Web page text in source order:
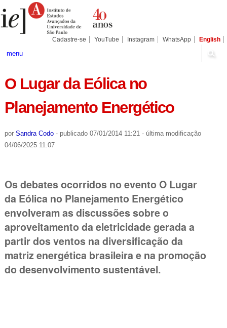
para
conteúdo.
Pessoais
Cadastre-se YouTube Instagram WhatsApp English
menu
O Lugar da Eólica no
Planejamento Energético
por Sandra Codo - publicado07/01/2014 11:21 - última modificação
04/06/2025 11:07
Os debates ocorridos no evento O Lugar
da Eólica no Planejamento Energético
envolveram as discussões sobre o
aproveitamento da eletricidade gerada a
partir dos ventos na diversificação da
matriz energética brasileira e na promoção
do desenvolvimento sustentável.